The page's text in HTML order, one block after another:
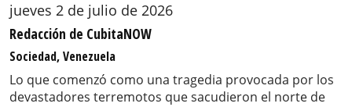
jueves 2 de julio de 2026
Redacción de CubitaNOW
Sociedad, Venezuela
Lo que comenzó como una tragedia provocada por los
devastadores terremotos que sacudieron el norte de